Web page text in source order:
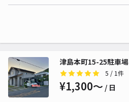
津島本町15-25駐車場
5 / 1件
¥1,300〜 / 日